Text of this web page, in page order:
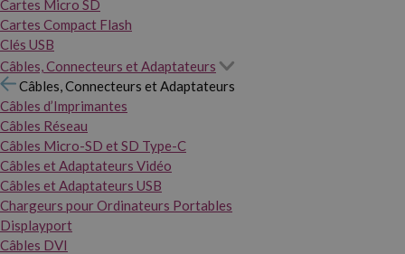
Cartes Micro SD
Cartes Compact Flash
Clés USB
Câbles, Connecteurs et Adaptateurs
Câbles, Connecteurs et Adaptateurs
Câbles d’Imprimantes
Câbles Réseau
Câbles Micro-SD et SD Type-C
Câbles et Adaptateurs Vidéo
Câbles et Adaptateurs USB
Chargeurs pour Ordinateurs Portables
Displayport
Câbles DVI